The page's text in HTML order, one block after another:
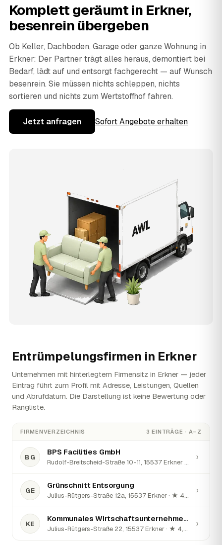
Komplett geräumt in Erkner,
besenrein übergeben
Ob Keller, Dachboden, Garage oder ganze Wohnung in
Erkner: Der Partner trägt alles heraus, demontiert bei
Bedarf, lädt auf und entsorgt fachgerecht — auf Wunsch
besenrein. Sie müssen nichts schleppen, nichts
sortieren und nichts zum Wertstoffhof fahren.
Jetzt anfragen Sofort Angebote erhalten
Entrümpelungsfirmen in Erkner
Unternehmen mit hinterlegtem Firmensitz in Erkner — jeder
Eintrag führt zum Profil mit Adresse, Leistungen, Quellen
und Abrufdatum. Die Darstellung ist keine Bewertung oder
Rangliste.
FIRMENVERZEICHNIS 3 EINTRÄGE · A–Z
BG
BPS Facilities GmbH
Rudolf-Breitscheid-Straße 10-11, 15537 Erkner · ★ 5 (13)
›
GE
Grünschnitt Entsorgung
Julius-Rütgers-Straße 12a, 15537 Erkner · ★ 4,4 (17)
›
KE
Kommunales Wirtschaftsunternehmen Entsorgung
Julius-Rütgers-Straße 22, 15537 Erkner · ★ 4,4 (38)
›